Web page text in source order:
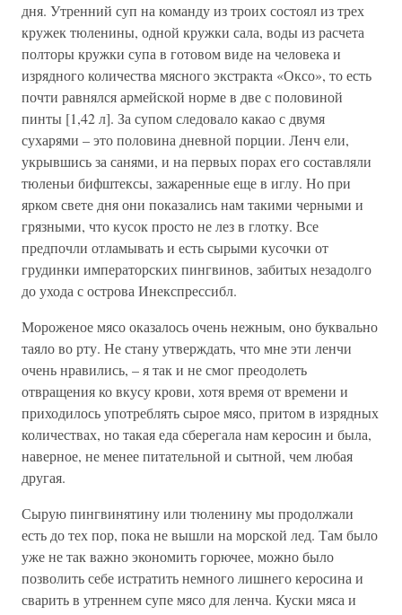
дня. Утренний суп на команду из троих состоял из трех
кружек тюленины, одной кружки сала, воды из расчета
полторы кружки супа в готовом виде на человека и
изрядного количества мясного экстракта «Оксо», то есть
почти равнялся армейской норме в две с половиной
пинты [1,42 л]. За супом следовало какао с двумя
сухарями – это половина дневной порции. Ленч ели,
укрывшись за санями, и на первых порах его составляли
тюленьи бифштексы, зажаренные еще в иглу. Но при
ярком свете дня они показались нам такими черными и
грязными, что кусок просто не лез в глотку. Все
предпочли отламывать и есть сырыми кусочки от
грудинки императорских пингвинов, забитых незадолго
до ухода с острова Инекспрессибл.
Мороженое мясо оказалось очень нежным, оно буквально
таяло во рту. Не стану утверждать, что мне эти ленчи
очень нравились, – я так и не смог преодолеть
отвращения ко вкусу крови, хотя время от времени и
приходилось употреблять сырое мясо, притом в изрядных
количествах, но такая еда сберегала нам керосин и была,
наверное, не менее питательной и сытной, чем любая
другая.
Сырую пингвинятину или тюленину мы продолжали
есть до тех пор, пока не вышли на морской лед. Там было
уже не так важно экономить горючее, можно было
позволить себе истратить немного лишнего керосина и
сварить в утреннем супе мясо для ленча. Куски мяса и